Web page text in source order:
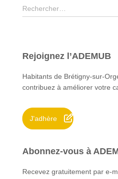
R
e
r
h
e
:
Rechercher…
Rejoignez l’ADEMUB
Habitants de Brétigny-sur-
contribuez à améliorer votre
J'adhère
Abonnez-vous à
Recevez gratuitement par e-